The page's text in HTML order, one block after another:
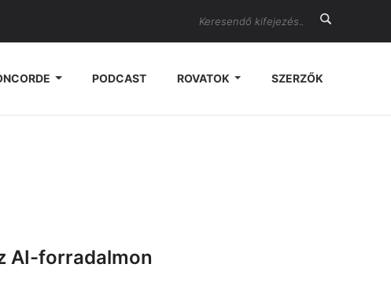
Search
PODCAST ROVATOK SZERZŐK
AI-forradalmon